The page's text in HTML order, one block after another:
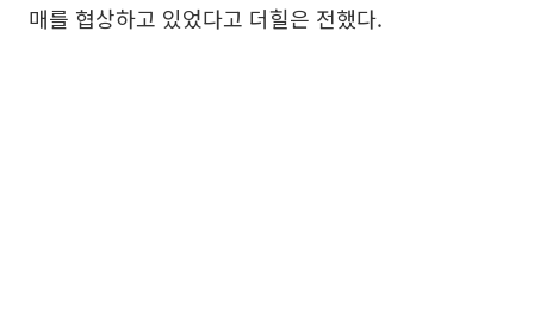
매를 협상하고 있었다고 더힐은 전했다.